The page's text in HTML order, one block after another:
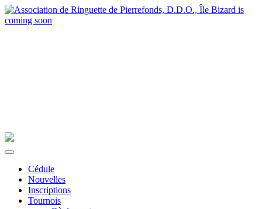
Cédule
Nouvelles
Inscriptions
Tournois